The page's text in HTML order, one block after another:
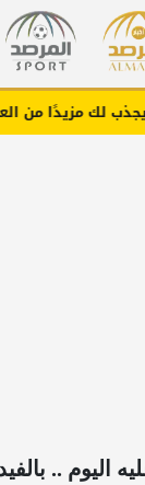
(اضغط لطلب
اليوم ..